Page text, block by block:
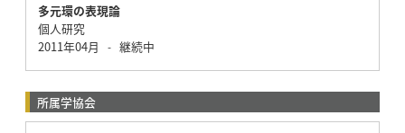
多元環の表現論
個人研究
2011年04月
- 継続中
所属学協会